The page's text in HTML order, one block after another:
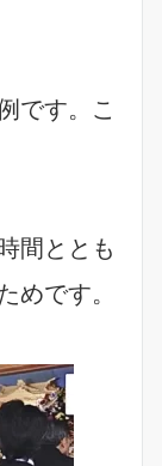
です。こ
間ととも
めです。